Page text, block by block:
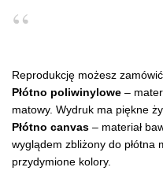
Reprodukcję możesz
Płótno poliwinylowe –
matowy. Wydruk ma piękne
Płótno canvas – materiał
wyglądem zbliżony do płótna
przydymione kolory.